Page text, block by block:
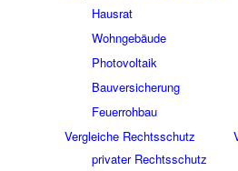
Hausrat
Wohngebäude
Photovoltaik
Bauversicherung
Feuerrohbau
Vergleiche Rechtsschutz
privater Rechtsschutz